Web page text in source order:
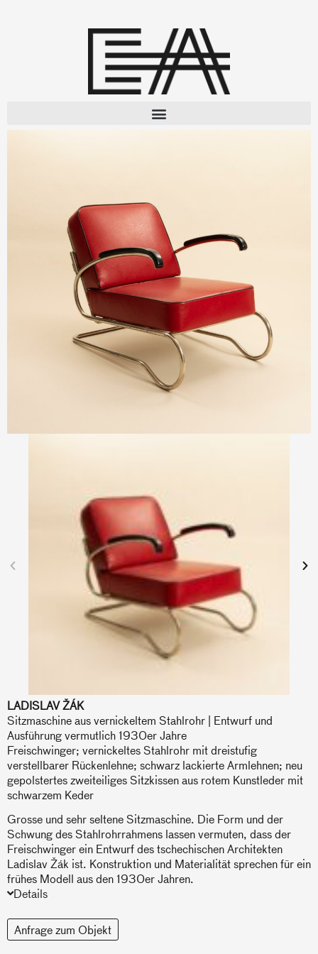
LADISLAV ŽÁK
Sitzmaschine aus vernickeltem Stahlrohr | Entwurf und
Ausführung vermutlich 1930er Jahre
Freischwinger; vernickeltes Stahlrohr mit dreistufig
verstellbarer Rückenlehne; schwarz lackierte Armlehnen; neu
gepolstertes zweiteiliges Sitzkissen aus rotem Kunstleder mit
schwarzem Keder
Grosse und sehr seltene Sitzmaschine. Die Form und der
Schwung des Stahlrohrrahmens lassen vermuten, dass der
Freischwinger ein Entwurf des tschechischen Architekten
Ladislav Žák ist. Konstruktion und Materialität sprechen für ein
frühes Modell aus den 1930er Jahren.
Details
Anfrage zum Objekt